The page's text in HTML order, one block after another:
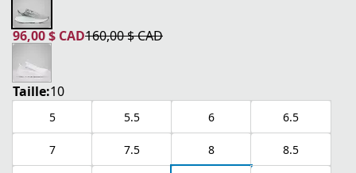
96,00 $ CAD
prix actuel 96,00 $ CAD
160,00 $ CAD
prix original 160,00 $ CAD
Taille:10
5 5.5 6 6.5
7 7.5 8 8.5